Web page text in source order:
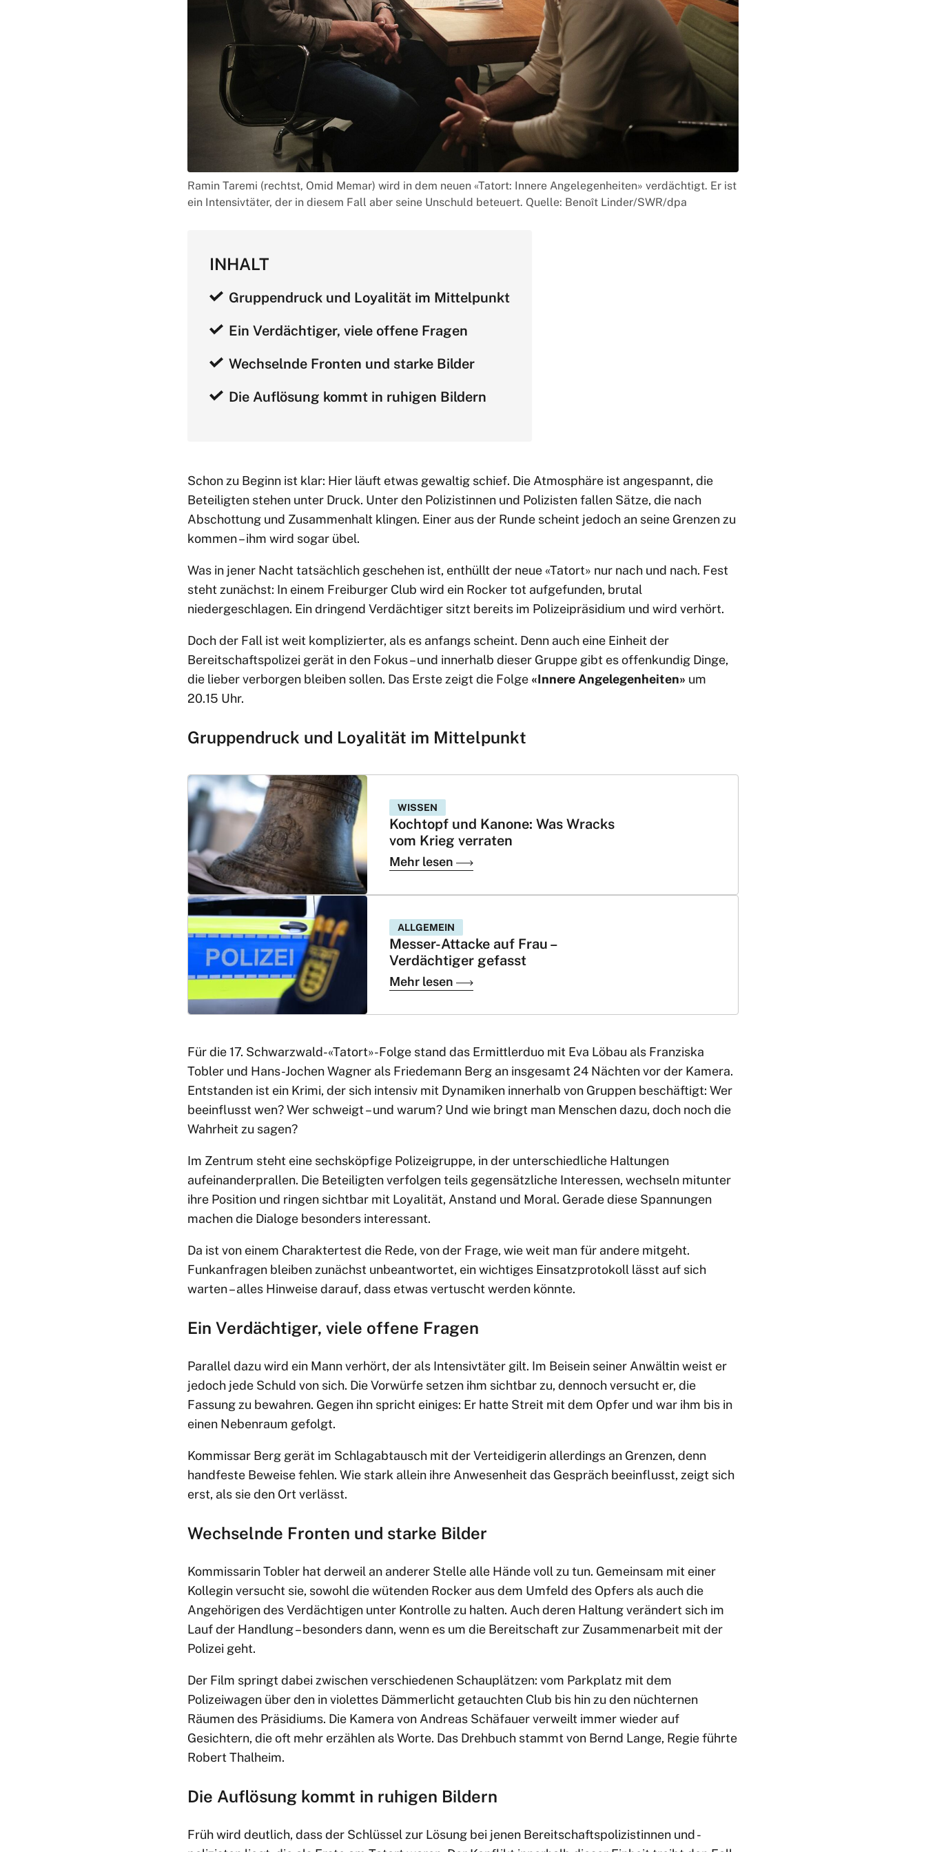
Ramin Taremi (rechtst, Omid Memar) wird in dem neuen «Tatort: Innere Angelegenheiten» verdächtigt. Er ist
ein Intensivtäter, der in diesem Fall aber seine Unschuld beteuert. Quelle: Benoît Linder/SWR/dpa
INHALT
Gruppendruck und Loyalität im Mittelpunkt
Ein Verdächtiger, viele offene Fragen
Wechselnde Fronten und starke Bilder
Die Auflösung kommt in ruhigen Bildern
Schon zu Beginn ist klar: Hier läuft etwas gewaltig schief. Die Atmosphäre ist angespannt, die
Beteiligten stehen unter Druck. Unter den Polizistinnen und Polizisten fallen Sätze, die nach
Abschottung und Zusammenhalt klingen. Einer aus der Runde scheint jedoch an seine Grenzen zu
kommen – ihm wird sogar übel.
Was in jener Nacht tatsächlich geschehen ist, enthüllt der neue «Tatort» nur nach und nach. Fest
steht zunächst: In einem Freiburger Club wird ein Rocker tot aufgefunden, brutal
niedergeschlagen. Ein dringend Verdächtiger sitzt bereits im Polizeipräsidium und wird verhört.
Doch der Fall ist weit komplizierter, als es anfangs scheint. Denn auch eine Einheit der
Bereitschaftspolizei gerät in den Fokus – und innerhalb dieser Gruppe gibt es offenkundig Dinge,
die lieber verborgen bleiben sollen. Das Erste zeigt die Folge «Innere Angelegenheiten» um
20.15 Uhr.
Gruppendruck und Loyalität im Mittelpunkt
WISSEN
Kochtopf und Kanone: Was Wracks
vom Krieg verraten
Mehr lesen
ALLGEMEIN
Messer-Attacke auf Frau –
Verdächtiger gefasst
Mehr lesen
Für die 17. Schwarzwald-«Tatort»-Folge stand das Ermittlerduo mit Eva Löbau als Franziska
Tobler und Hans-Jochen Wagner als Friedemann Berg an insgesamt 24 Nächten vor der Kamera.
Entstanden ist ein Krimi, der sich intensiv mit Dynamiken innerhalb von Gruppen beschäftigt: Wer
beeinflusst wen? Wer schweigt – und warum? Und wie bringt man Menschen dazu, doch noch die
Wahrheit zu sagen?
Im Zentrum steht eine sechsköpfige Polizeigruppe, in der unterschiedliche Haltungen
aufeinanderprallen. Die Beteiligten verfolgen teils gegensätzliche Interessen, wechseln mitunter
ihre Position und ringen sichtbar mit Loyalität, Anstand und Moral. Gerade diese Spannungen
machen die Dialoge besonders interessant.
Da ist von einem Charaktertest die Rede, von der Frage, wie weit man für andere mitgeht.
Funkanfragen bleiben zunächst unbeantwortet, ein wichtiges Einsatzprotokoll lässt auf sich
warten – alles Hinweise darauf, dass etwas vertuscht werden könnte.
Ein Verdächtiger, viele offene Fragen
Parallel dazu wird ein Mann verhört, der als Intensivtäter gilt. Im Beisein seiner Anwältin weist er
jedoch jede Schuld von sich. Die Vorwürfe setzen ihm sichtbar zu, dennoch versucht er, die
Fassung zu bewahren. Gegen ihn spricht einiges: Er hatte Streit mit dem Opfer und war ihm bis in
einen Nebenraum gefolgt.
Kommissar Berg gerät im Schlagabtausch mit der Verteidigerin allerdings an Grenzen, denn
handfeste Beweise fehlen. Wie stark allein ihre Anwesenheit das Gespräch beeinflusst, zeigt sich
erst, als sie den Ort verlässt.
Wechselnde Fronten und starke Bilder
Kommissarin Tobler hat derweil an anderer Stelle alle Hände voll zu tun. Gemeinsam mit einer
Kollegin versucht sie, sowohl die wütenden Rocker aus dem Umfeld des Opfers als auch die
Angehörigen des Verdächtigen unter Kontrolle zu halten. Auch deren Haltung verändert sich im
Lauf der Handlung – besonders dann, wenn es um die Bereitschaft zur Zusammenarbeit mit der
Polizei geht.
Der Film springt dabei zwischen verschiedenen Schauplätzen: vom Parkplatz mit dem
Polizeiwagen über den in violettes Dämmerlicht getauchten Club bis hin zu den nüchternen
Räumen des Präsidiums. Die Kamera von Andreas Schäfauer verweilt immer wieder auf
Gesichtern, die oft mehr erzählen als Worte. Das Drehbuch stammt von Bernd Lange, Regie führte
Robert Thalheim.
Die Auflösung kommt in ruhigen Bildern
Früh wird deutlich, dass der Schlüssel zur Lösung bei jenen Bereitschaftspolizistinnen und -